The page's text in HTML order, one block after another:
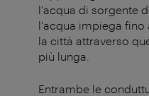
l'acqua di sorgente
l'acqua impiega fino
la città attraverso
più lunga.
Entrambe le